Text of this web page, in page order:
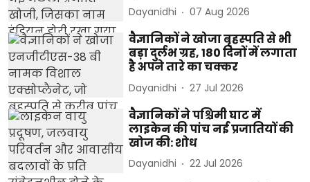
Dayanidhi 07 Aug 2026
वैज्ञानिकों ने खोजा बृहस्पति से भी
बड़ा दुर्लभ ग्रह, 180 दिनों में लगाता
है अपने तारे का चक्कर
Dayanidhi 27 Jul 2026
वैज्ञानिकों ने पश्चिमी घाट में
लाइकेन की पांच नई प्रजातियों की
खोज की: शोध
Dayanidhi 22 Jul 2026